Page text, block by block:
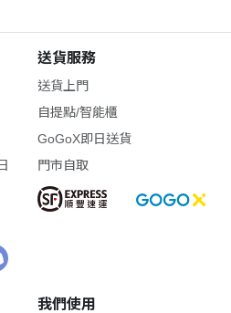
送貨服務
送貨上門
自提點/智能櫃
GoGoX即日送貨
門市自取
我們使用